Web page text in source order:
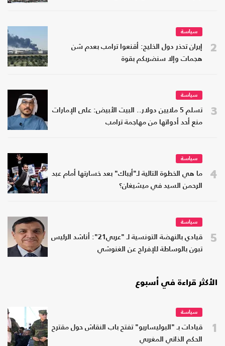
2
سياسة
إيران تحذر دول الخليج: أقنعوا ترامب بعدم شن
هجمات وإلا سنضربكم بقوة
3
سياسة
تسلم 5 ملايين دولار.. البيت الأبيض: على الإمارات
منع أحد أدواتها من مهاجمة ترامب
4
سياسة
ما هي الخطوة التالية لـ"أيباك" بعد خسارتها أمام عبد
الرحمن السيد في ميشيغان؟
5
سياسة
قيادي بالنهضة التونسية لـ "عربي21": أناشد الرئيس
تبون بالوساطة للإفراج عن الغنوشي
الأكثر قراءة في أسبوع
1
سياسة
قيادات بـ "البوليساريو" تفتح باب النقاش حول مقترح
الحكم الذاتي المغربي